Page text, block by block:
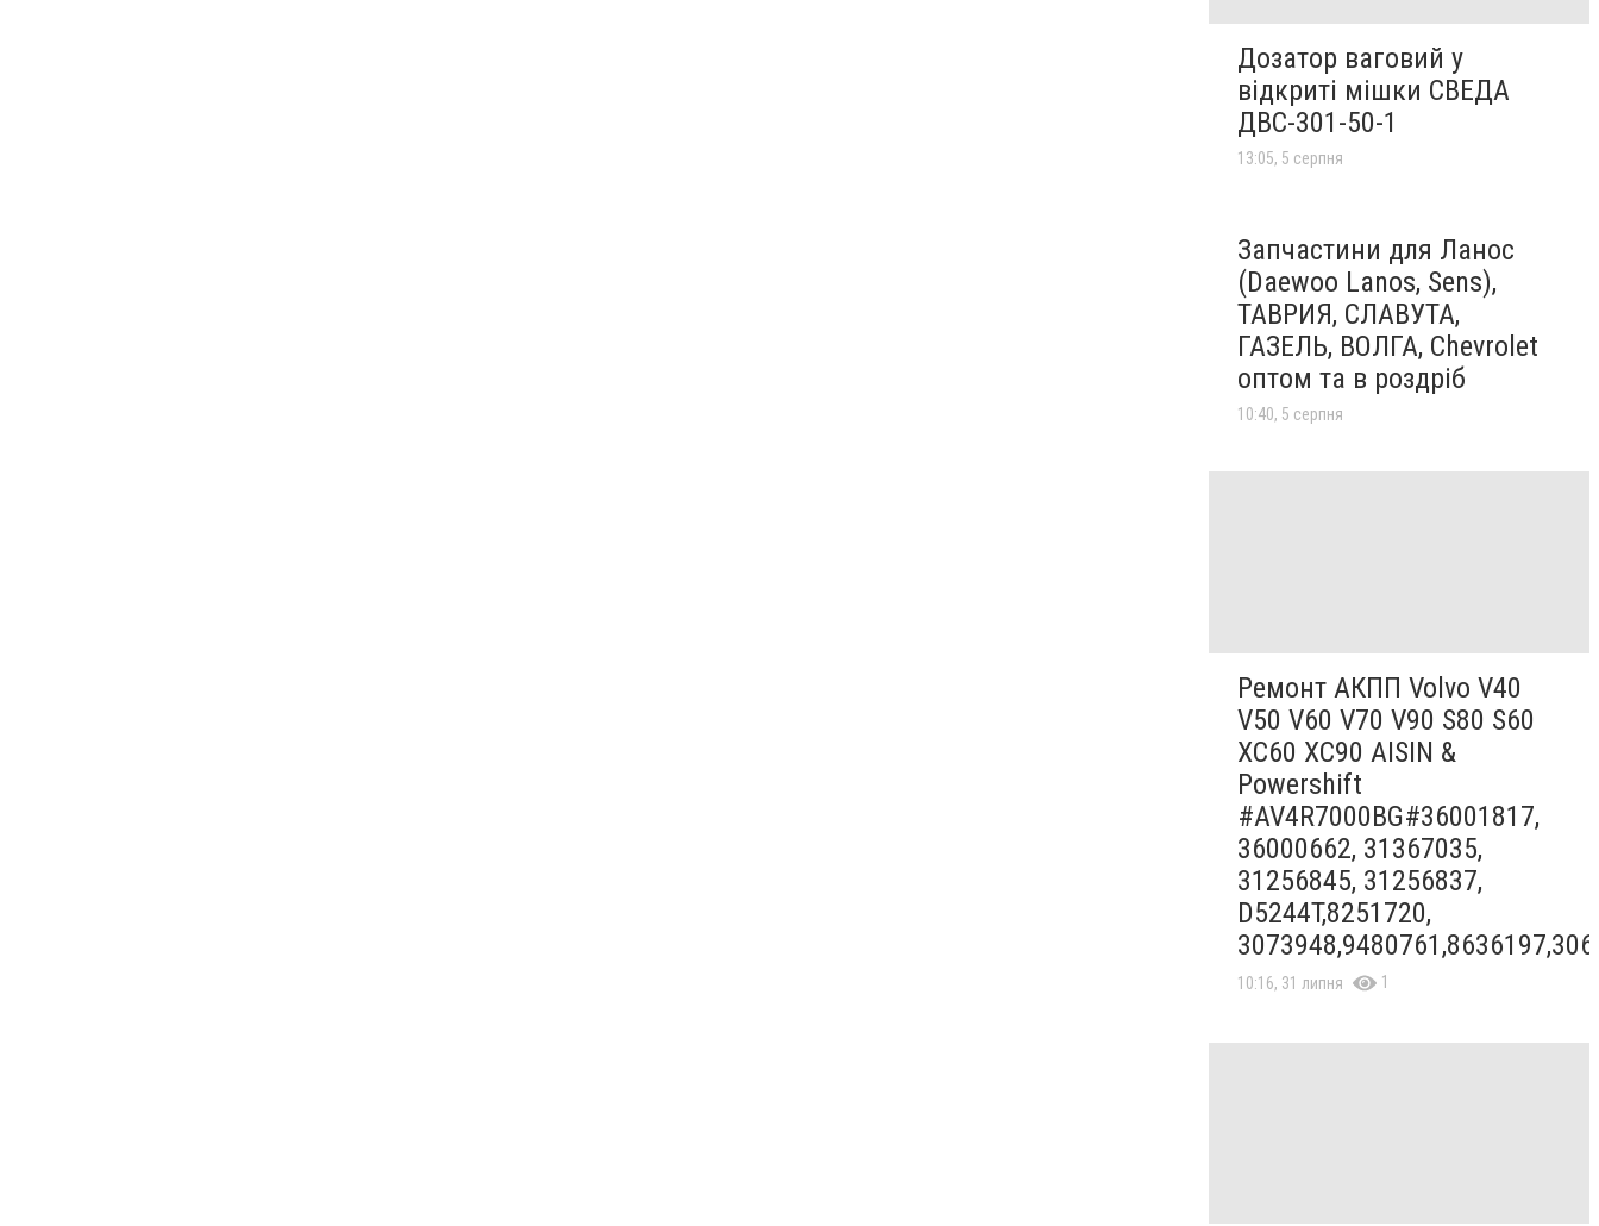
Дозатор ваговий у
відкриті мішки СВЕДА
ДВС-301-50-1
13:05, 5 серпня
Запчастини для Ланос
(Daewoo Lanos, Sens),
ТАВРИЯ, СЛАВУТА,
ГАЗЕЛЬ, ВОЛГА, Chevrolet
оптом та в роздріб
10:40, 5 серпня
Ремонт АКПП Volvo V40
V50 V60 V70 V90 S80 S60
XC60 XC90 AISIN &
Powershift
#AV4R7000BG#36001817,
36000662, 31367035,
31256845, 31256837,
D5244T,8251720,
10:16, 31 липня 1